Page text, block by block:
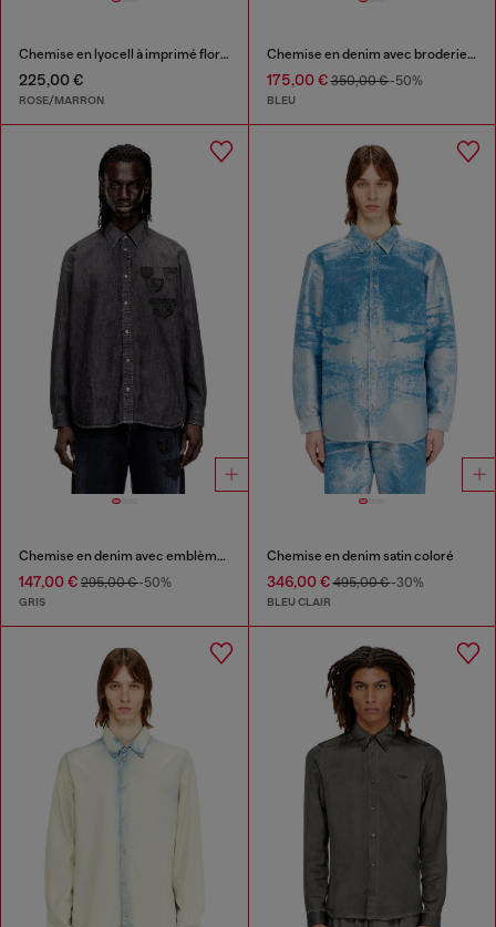
Chemise en lyocell à imprimé floral intégral
225,00 €
ROSE/MARRON
Chemise en denim avec broderie au dos
175,00 €350,00 €-50%
BLEU
Chemise en denim avec emblème brodé
147,00 € 295,00 €-50%
GRIS
Chemise en denim satin coloré
346,00 €495,00 €-30%
BLEU CLAIR